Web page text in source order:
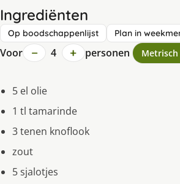
Ingrediënten
Op boodschappenlijst Plan in
Voor − 4 + personen Metrisch
5 el olie
1 tl tamarinde
3 tenen knoflook
zout
5 sjalotjes